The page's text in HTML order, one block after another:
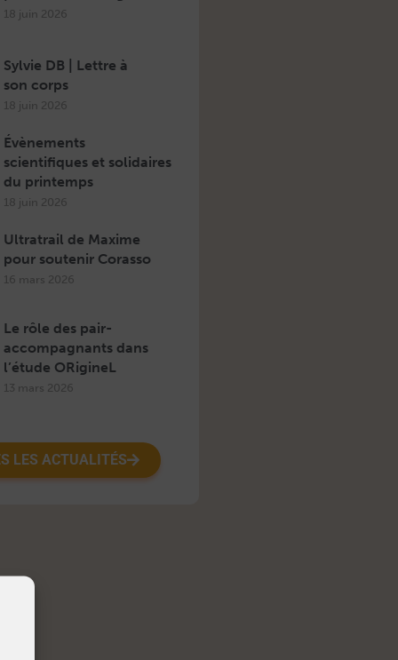
18 juin 2026
Sylvie DB | Lettre à
son corps
18 juin 2026
Évènements
scientifiques et solidaires
du printemps
18 juin 2026
Ultratrail de Maxime
pour soutenir Corasso
16 mars 2026
Le rôle des pair-
accompagnants dans
l’étude ORigineL
13 mars 2026
LES ACTUALITÉS